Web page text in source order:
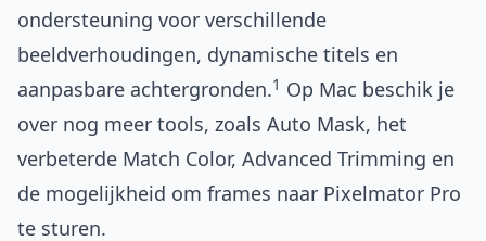
ondersteuning voor verschillende
beeldverhoudingen, dynamische titels en
aanpasbare achtergronden.1 Op Mac beschik je
over nog meer tools, zoals Auto Mask, het
verbeterde Match Color, Advanced Trimming en
de mogelijkheid om frames naar Pixelmator Pro
te sturen.